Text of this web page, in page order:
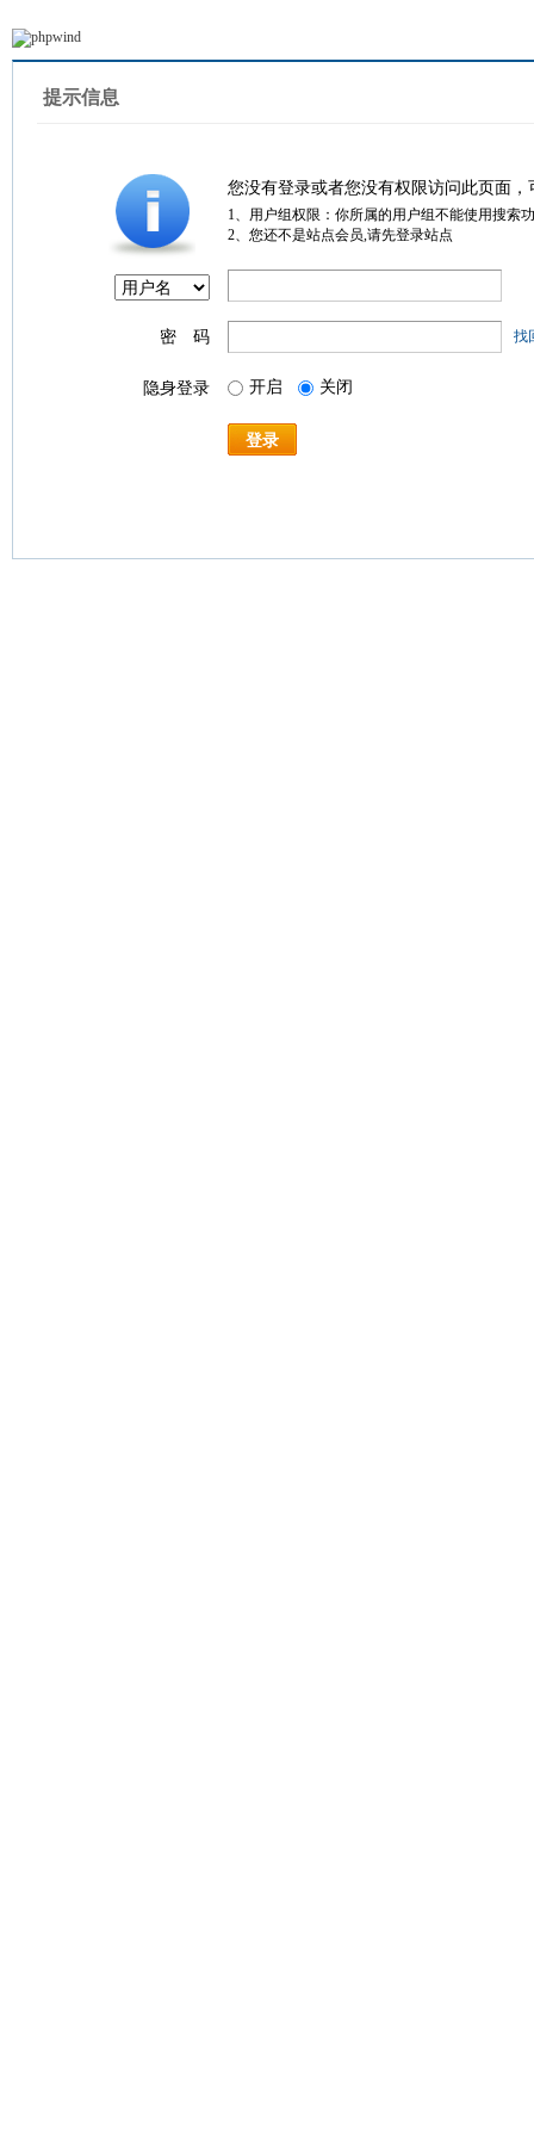
提示信息
您没有登录或者您没有权限访问此页面
1、用户组权限：你所属的用户组不能使用搜索
2、您还不是站点会员,请先登录站点
密 码 找
隐身登录 开启 关闭
登录